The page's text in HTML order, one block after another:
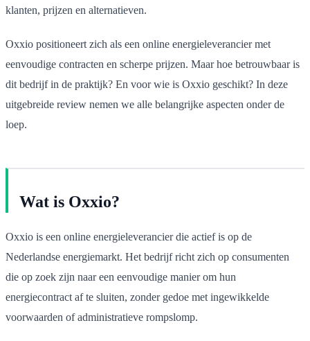
klanten, prijzen en alternatieven.
Oxxio positioneert zich als een online energieleverancier met
eenvoudige contracten en scherpe prijzen. Maar hoe betrouwbaar is
dit bedrijf in de praktijk? En voor wie is Oxxio geschikt? In deze
uitgebreide review nemen we alle belangrijke aspecten onder de
loep.
Wat is Oxxio?
Oxxio is een online energieleverancier die actief is op de
Nederlandse energiemarkt. Het bedrijf richt zich op consumenten
die op zoek zijn naar een eenvoudige manier om hun
energiecontract af te sluiten, zonder gedoe met ingewikkelde
voorwaarden of administratieve rompslomp.